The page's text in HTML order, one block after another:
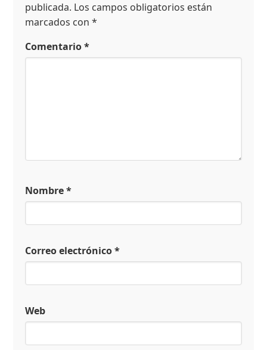
publicada. Los campos obligatorios están
marcados con*
Comentario*
Nombre*
Correo electrónico*
Web